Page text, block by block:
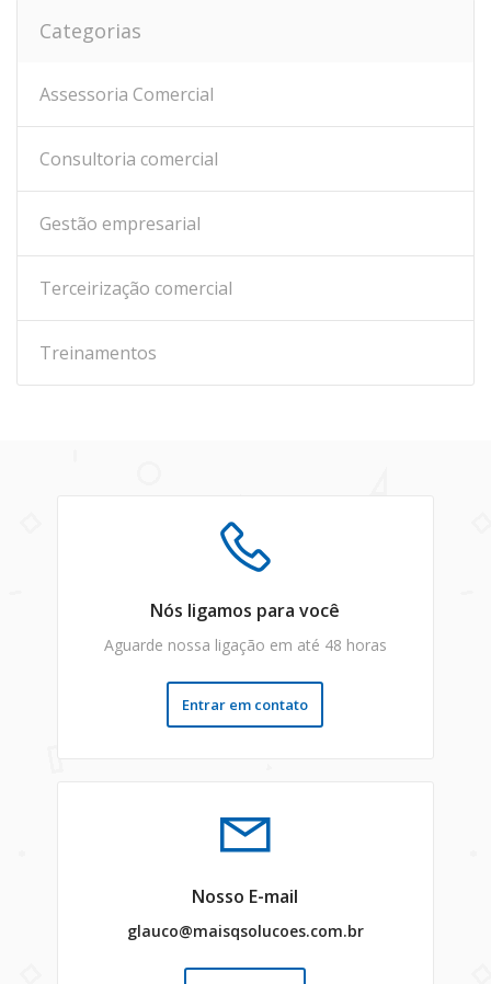
Categorias
Assessoria Comercial
Consultoria comercial
Gestão empresarial
Terceirização comercial
Treinamentos
Nós ligamos para você
Aguarde nossa ligação em até 48 horas
Entrar em contato
Nosso E-mail
glauco@maisqsolucoes.com.br